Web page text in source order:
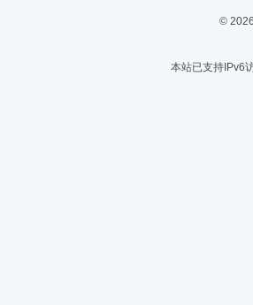
©
本站已支持IPv6